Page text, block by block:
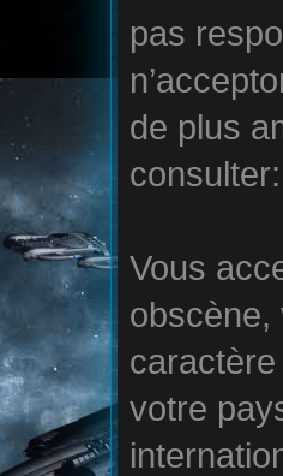
pas
de plus
consulter:
Vous
obscène,
votre